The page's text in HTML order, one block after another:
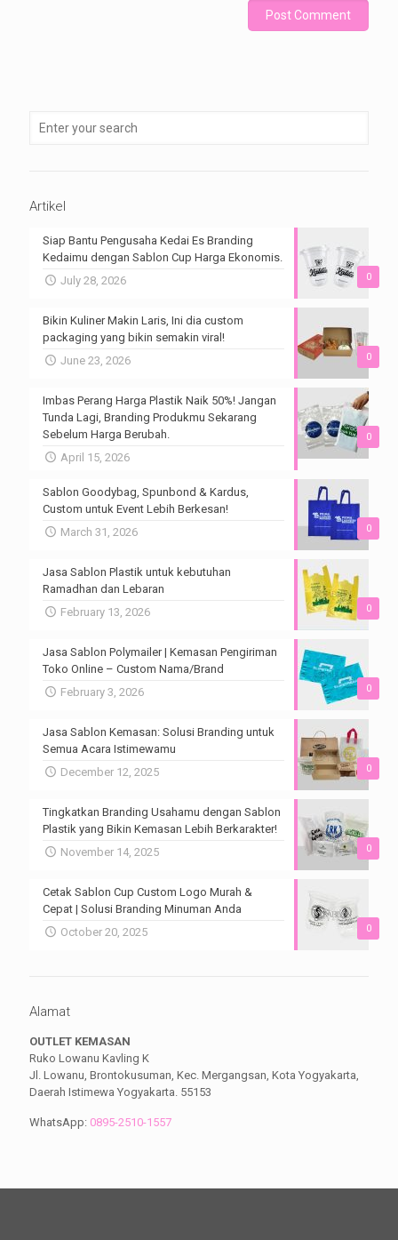
Artikel
0
Siap Bantu Pengusaha Kedai Es Branding
Kedaimu dengan Sablon Cup Harga Ekonomis.
July 28, 2026
0
Bikin Kuliner Makin Laris, Ini dia custom
packaging yang bikin semakin viral!
June 23, 2026
0
Imbas Perang Harga Plastik Naik 50%! Jangan
Tunda Lagi, Branding Produkmu Sekarang
Sebelum Harga Berubah.
April 15, 2026
0
Sablon Goodybag, Spunbond & Kardus,
Custom untuk Event Lebih Berkesan!
March 31, 2026
0
Jasa Sablon Plastik untuk kebutuhan
Ramadhan dan Lebaran
February 13, 2026
0
Jasa Sablon Polymailer | Kemasan Pengiriman
Toko Online – Custom Nama/Brand
February 3, 2026
0
Jasa Sablon Kemasan: Solusi Branding untuk
Semua Acara Istimewamu
December 12, 2025
0
Tingkatkan Branding Usahamu dengan Sablon
Plastik yang Bikin Kemasan Lebih Berkarakter!
November 14, 2025
0
Cetak Sablon Cup Custom Logo Murah &
Cepat | Solusi Branding Minuman Anda
October 20, 2025
Alamat
OUTLET KEMASAN
Ruko Lowanu Kavling K
Jl. Lowanu, Brontokusuman, Kec. Mergangsan, Kota Yogyakarta,
Daerah Istimewa Yogyakarta. 55153
WhatsApp: 0895-2510-1557